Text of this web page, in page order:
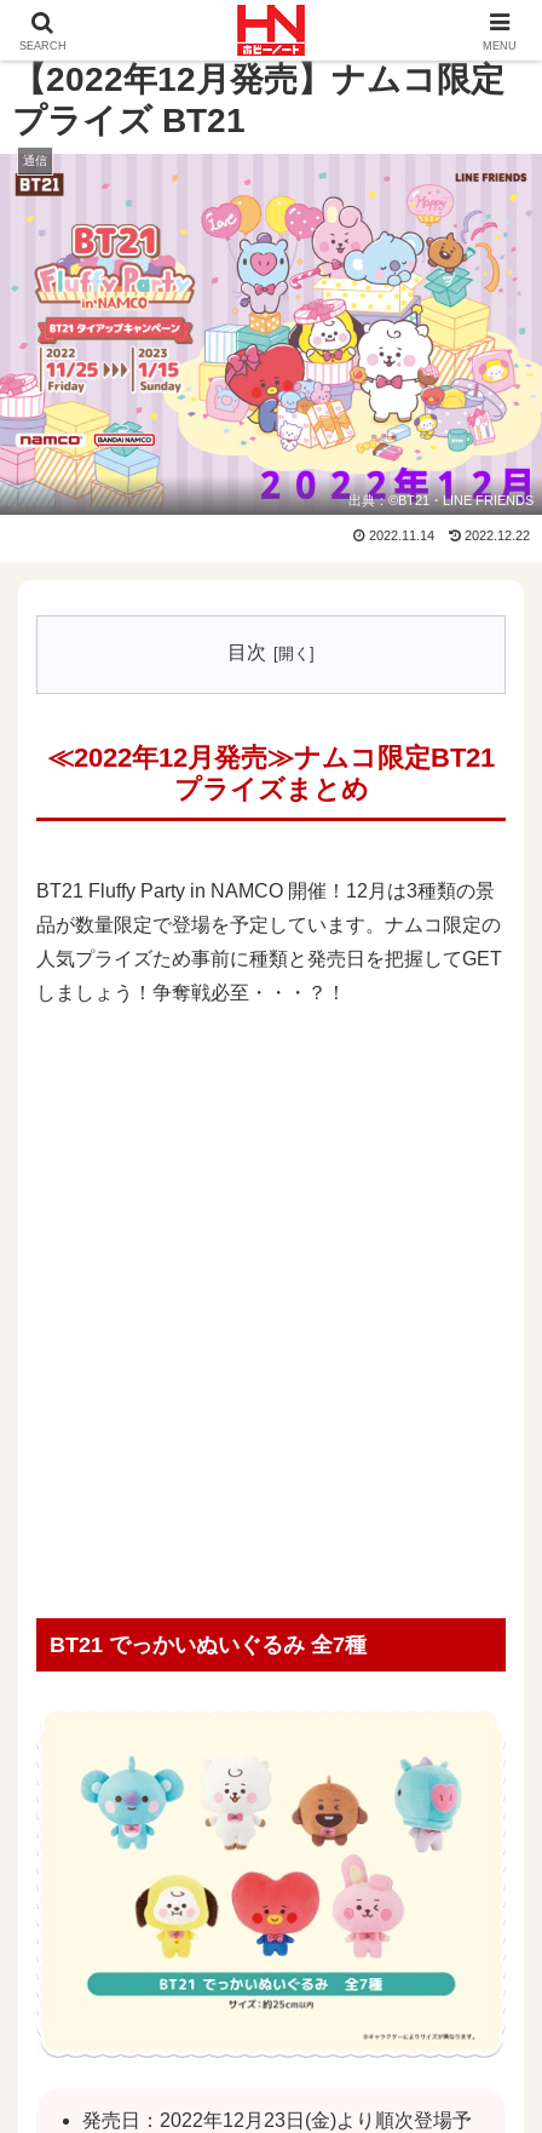
ホーム 【2022年12月発売】ナムコ限定プライズ
【2022年12月発売】ナムコ限定
プライズ BT21
通信
出典：©BT21・LINE FRIENDS
2022.11.14 2022.12.22
目次
≪2022年12月発売≫ナムコ限定BT21
プライズまとめ
BT21 Fluffy Party in NAMCO 開催！12月は3種類の景
品が数量限定で登場を予定しています。ナムコ限定の
人気プライズため事前に種類と発売日を把握してGET
しましょう！争奪戦必至・・・？！
BT21 でっかいぬいぐるみ 全7種
発売日：2022年12月23日(金)より順次登場予
SEARCH MENU